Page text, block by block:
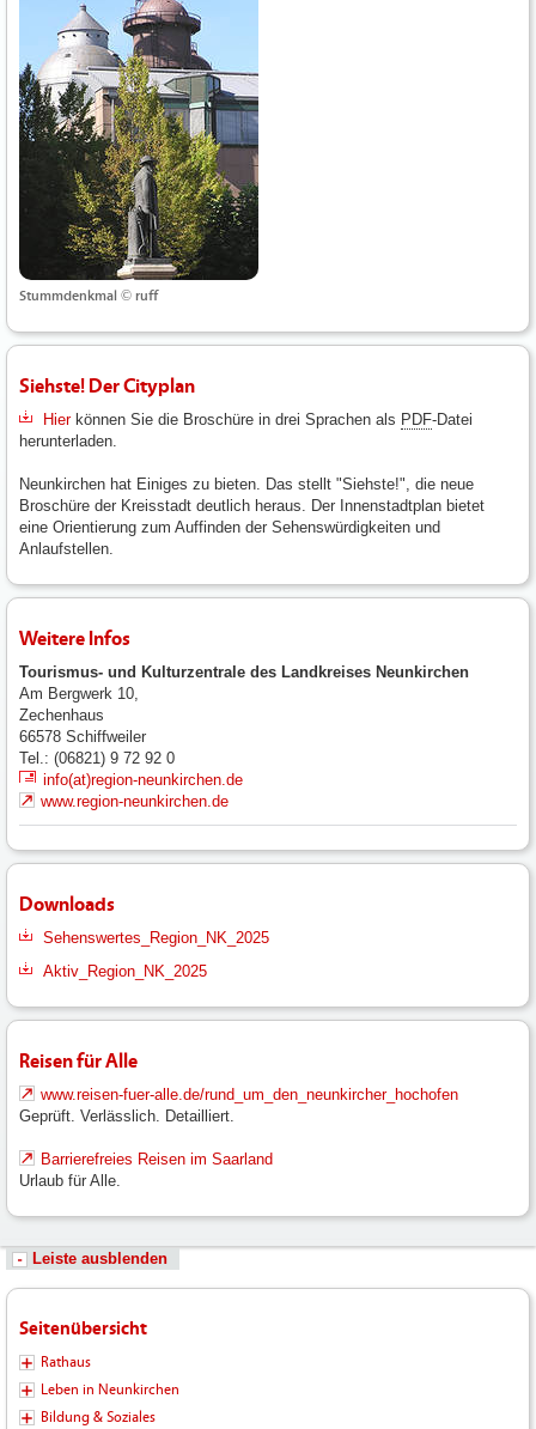
Stummdenkmal © ruff
Siehste! Der Cityplan
Hierkönnen Sie die Broschüre in drei Sprachen als PDF-Datei
herunterladen.
Neunkirchen hat Einiges zu bieten. Das stellt "Siehste!", die neue
Broschüre der Kreisstadt deutlich heraus. Der Innenstadtplan bietet
eine Orientierung zum Auffinden der Sehenswürdigkeiten und
Anlaufstellen.
Weitere Infos
Tourismus- und Kulturzentrale des Landkreises Neunkirchen
Am Bergwerk 10,
Zechenhaus
66578 Schiffweiler
Tel.: (06821) 9 72 92 0
info(at)region-neunkirchen.de
www.region-neunkirchen.de
Downloads
Sehenswertes_Region_NK_2025
Aktiv_Region_NK_2025
Reisen für Alle
www.reisen-fuer-alle.de/rund_um_den_neunkircher_hochofen
Geprüft. Verlässlich. Detailliert.
Barrierefreies Reisen im Saarland
Urlaub für Alle.
Leiste ausblenden
Seitenübersicht
Rathaus
Leben in Neunkirchen
Bildung & Soziales